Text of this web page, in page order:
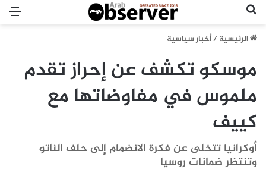
الرئيسية/أخبار سياسية
موسكو تكشف عن إحراز تقدم
ملموس في مفاوضاتها مع
كييف
أوكرانيا تتخلى عن فكرة الانضمام إلى حلف الناتو
وتنتظر ضمانات روسيا